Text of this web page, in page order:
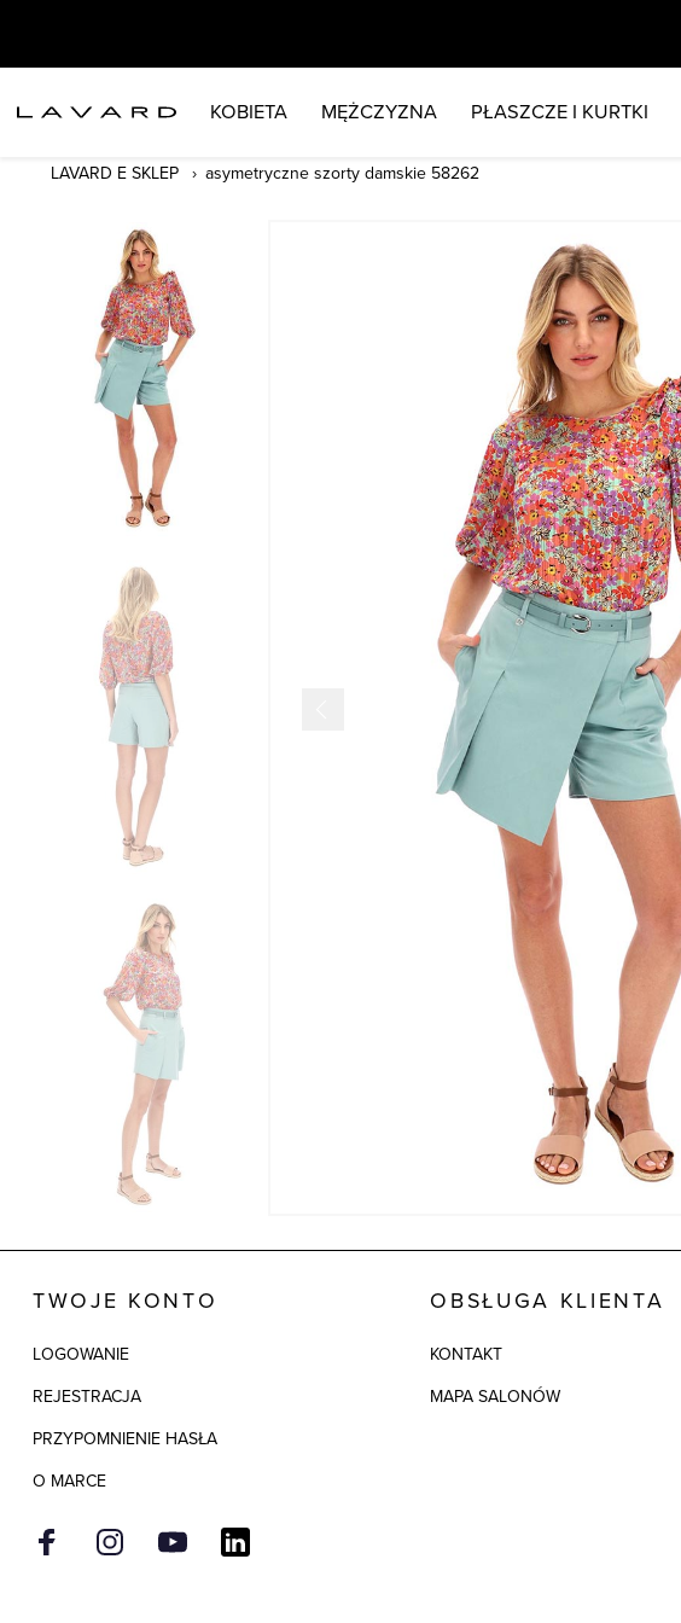
KOBIETA MĘŻCZYZNA PŁASZCZE I KURTKI
LAVARD E SKLEP asymetryczne szorty damskie 58262
TWOJE KONTO
LOGOWANIE
REJESTRACJA
PRZYPOMNIENIE HASŁA
O MARCE
OBSŁUGA KLIENTA
KONTAKT
MAPA SALONÓW